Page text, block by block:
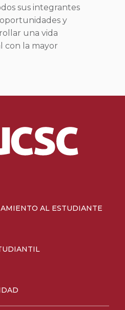
sus integrantes
y
una vida
con la mayor
AL ESTUDIANTE